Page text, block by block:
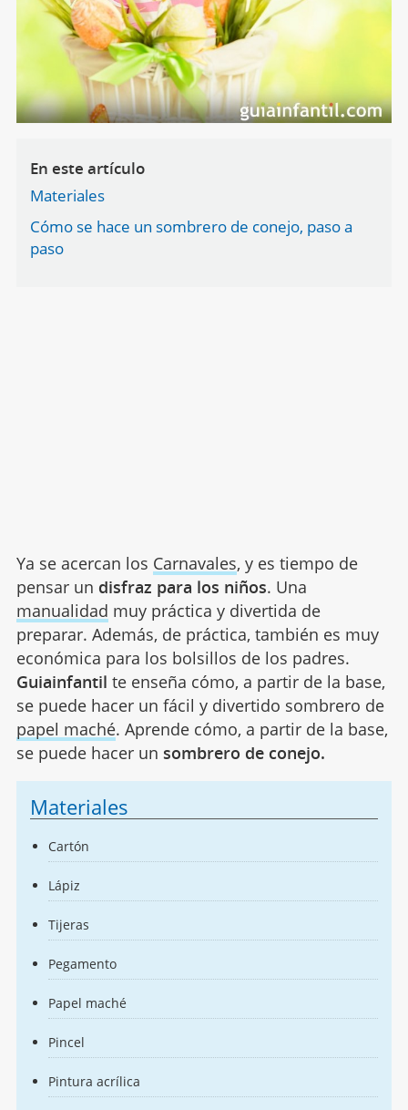
En este artículo
Materiales
Cómo se hace un sombrero de conejo, paso a
paso
Ya se acercan los Carnavales, y es tiempo de
pensar un disfraz para los niños. Una
manualidad muy práctica y divertida de
preparar. Además, de práctica, también es muy
económica para los bolsillos de los padres.
Guiainfantil te enseña cómo, a partir de la base,
se puede hacer un fácil y divertido sombrero de
papel maché. Aprende cómo, a partir de la base,
se puede hacer un sombrero de conejo.
Materiales
Cartón
Lápiz
Tijeras
Pegamento
Papel maché
Pincel
Pintura acrílica